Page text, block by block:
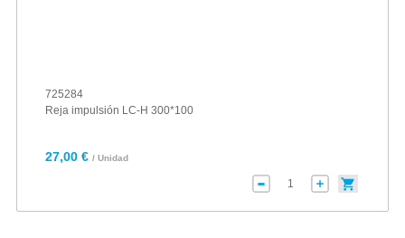
725284
Reja impulsión LC-H 300*100
27,00 € / Unidad